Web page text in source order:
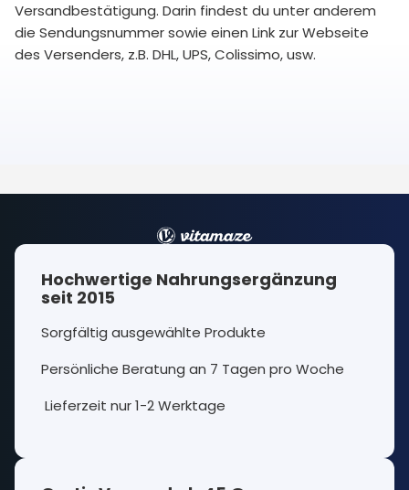
Versandbestätigung. Darin findest du unter anderem
die Sendungsnummer sowie einen Link zur Webseite
des Versenders, z.B. DHL, UPS, Colissimo, usw.
Hochwertige Nahrungsergänzung
seit 2015
Sorgfältig ausgewählte Produkte
Persönliche Beratung an 7 Tagen pro Woche
Lieferzeit nur 1-2 Werktage